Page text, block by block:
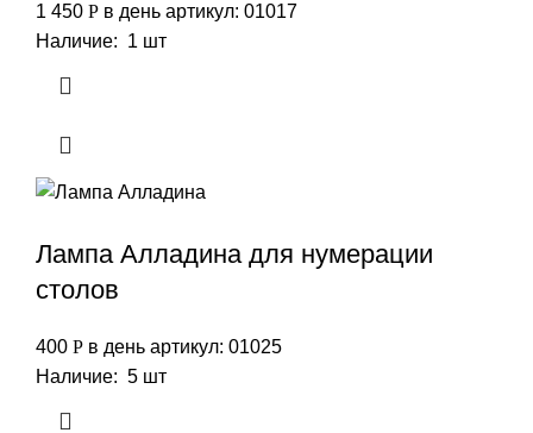
1 450 Р в день артикул: 01017
Наличие: 1 шт
Лампа Алладина для нумерации
столов
400 Р в день артикул: 01025
Наличие: 5 шт